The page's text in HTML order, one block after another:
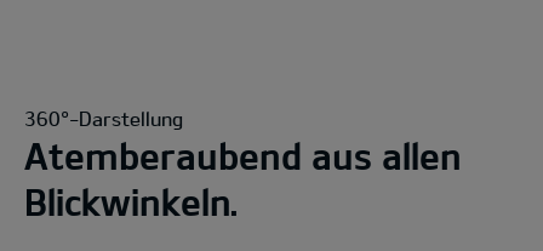
360°-Darstellung
Atemberaubend aus allen
Blickwinkeln.